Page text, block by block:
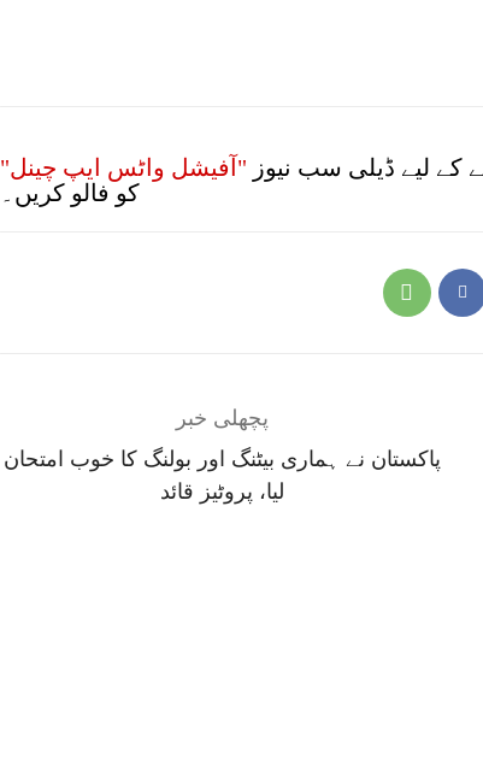
کے لیے ڈیلی سب نیوز "آفیشل واٹس ایپ چینل"
کو فالو کریں۔
پچھلی خبر
پاکستان نے ہماری بیٹنگ اور بولنگ کا خوب امتحان
لیا، پروٹیز قائد